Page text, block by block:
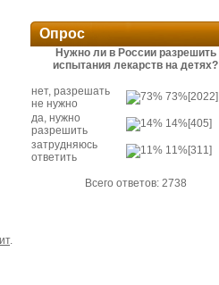
.
Опрос
Нужно ли в России разрешить
испытания лекарств на детях?
нет, разрешать
не нужно
73%[2022]
да, нужно
разрешить
14%[405]
затрудняюсь
ответить
11%[311]
Всего ответов: 2738